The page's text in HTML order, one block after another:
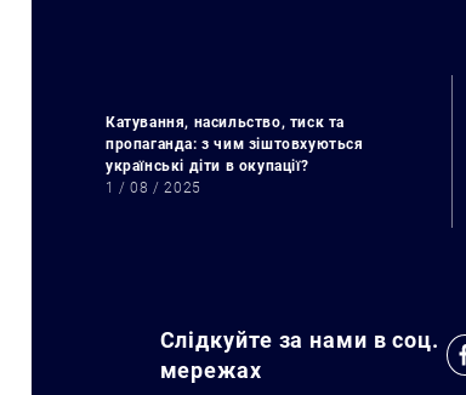
Катування, насильство, тиск та
пропаганда: з чим зіштовхуються
українські діти в окупації?
1 / 08 / 2025
Слідкуйте за нами в соц.
мережах